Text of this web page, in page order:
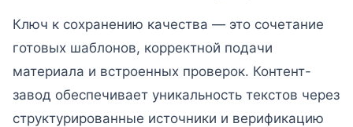
Ключ к сохранению качества — это сочетание
готовых шаблонов, корректной подачи
материала и встроенных проверок. Контент-
завод обеспечивает уникальность текстов через
структурированные источники и верификацию